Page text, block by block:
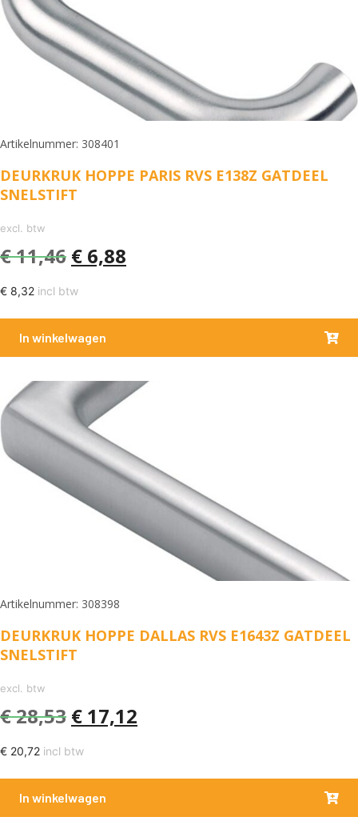
Artikelnummer: 308401
DEURKRUK HOPPE PARIS RVS E138Z GATDEEL
SNELSTIFT
excl. btw
€11,46 € 6,88
€ 8,32 incl btw
In winkelwagen
Artikelnummer: 308398
DEURKRUK HOPPE DALLAS RVS E1643Z GATDEEL
SNELSTIFT
excl. btw
€28,53 € 17,12
€ 20,72 incl btw
In winkelwagen